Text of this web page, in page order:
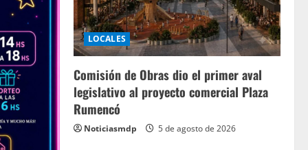
LOCALES
Comisión de Obras dio el primer aval
legislativo al proyecto comercial Plaza
Rumencó
Noticiasmdp 5 de agosto de 2026